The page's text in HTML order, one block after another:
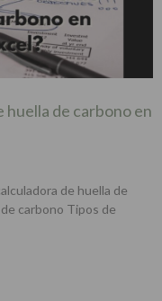
huella de carbono en
de huella de
carbono Tipos de